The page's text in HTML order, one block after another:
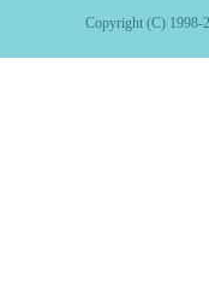
Copyright (C) 1998-